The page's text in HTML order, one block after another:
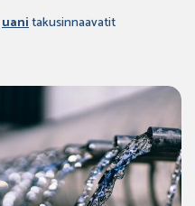
uanitakusinnaavatit